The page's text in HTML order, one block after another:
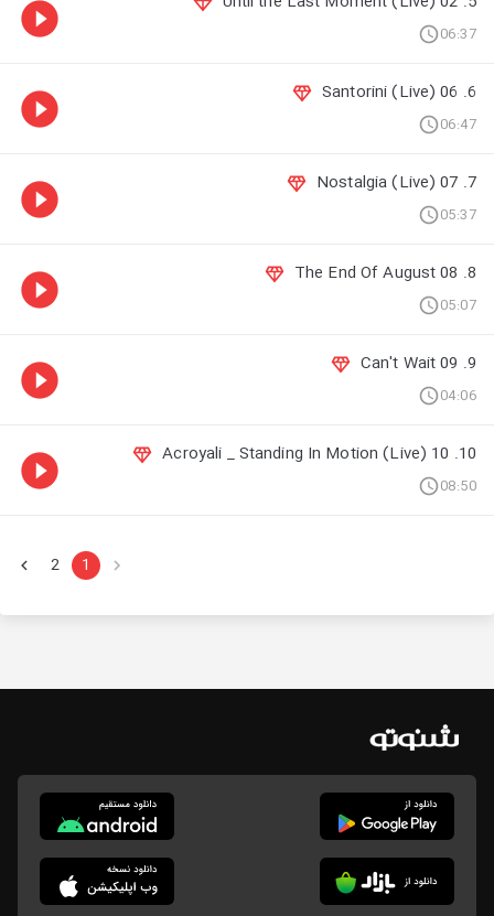
06:37
6. 06 Santorini (Live)
06:47
7. 07 Nostalgia (Live)
05:37
8. 08 The End Of August
05:07
9. 09 Can't Wait
04:06
10. 10 Acroyali _ Standing In Motion (Live)
08:50
1
2